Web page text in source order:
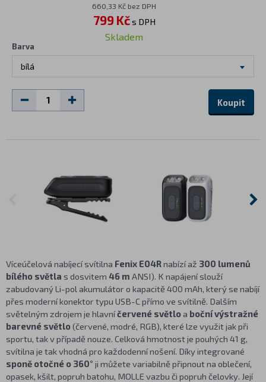
660,33 Kč bez DPH
799 Kčs DPH
Skladem
Barva
bílá
Koupit
Víceúčelová nabíjecí svítilna Fenix E04Rnabízí až 300 lumenů
bílého světla s dosvitem 46 m ANSI). K napájení slouží
zabudovaný Li-pol akumulátor o kapacitě 400 mAh, který se nabíjí
přes moderní konektor typu USB-C přímo ve svítilně. Dalším
světelným zdrojem je hlavníčervené světloa boční výstražné
barevné světlo(červené, modré, RGB), které lze využit jak při
sportu, tak v případě nouze. Celková hmotnost je pouhých 41 g,
svítilna je tak vhodná pro každodenní nošení. Díky integrované
sponě otočné o 360° ji můžete variabilně připnout na oblečení,
opasek, kšilt, popruh batohu, MOLLE vazbu či popruh čelovky. Její